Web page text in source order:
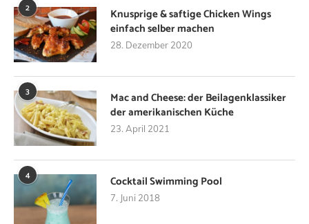
2
Knusprige & saftige Chicken Wings
einfach selber machen
28. Dezember 2020
3
Mac and Cheese: der Beilagenklassiker
der amerikanischen Küche
23. April 2021
4 Cocktail Swimming Pool
7. Juni 2018